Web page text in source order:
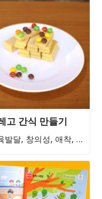
고 간식 만들기
소근육발달, 창의성, 애착, 인지발달, 오감발달